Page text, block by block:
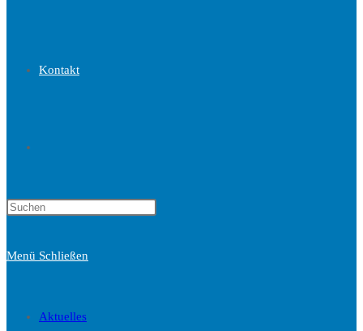
Kontakt
Menü Schließen
Aktuelles